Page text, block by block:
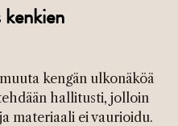
kengän ulkonäköä
hallitusti, jolloin
materiaali ei vaurioidu.